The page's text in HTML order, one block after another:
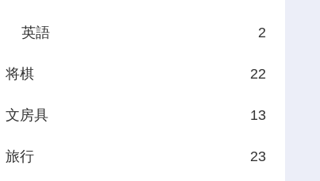
英語 2
将棋 22
文房具 13
旅行 23